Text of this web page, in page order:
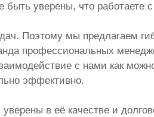
быть уверены, что
Поэтому мы предлагаем
профессиональных
с нами как
эффективно.
в её качестве и